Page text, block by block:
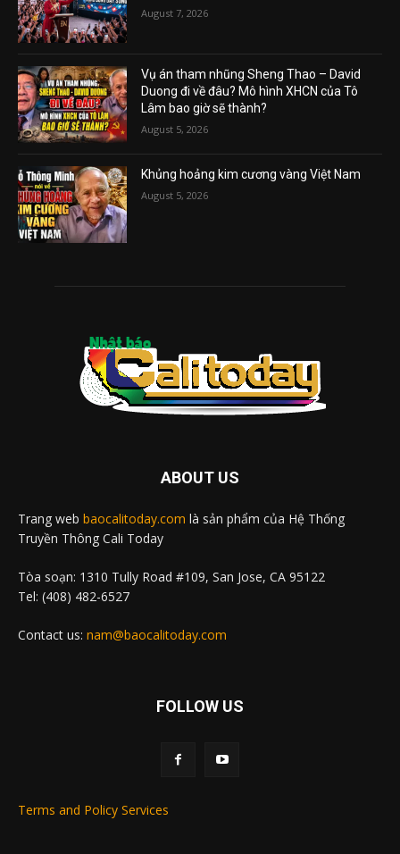
August 7, 2026
Vụ án tham nhũng Sheng Thao – David
Duong đi về đâu? Mô hình XHCN của Tô
Lâm bao giờ sẽ thành?
August 5, 2026
Khủng hoảng kim cương vàng Việt Nam
August 5, 2026
ABOUT US
Trang web baocalitoday.com là sản phẩm của Hệ Thống
Truyền Thông Cali Today
Tòa soạn: 1310 Tully Road #109, San Jose, CA 95122
Tel: (408) 482-6527
Contact us: nam@baocalitoday.com
FOLLOW US
Terms and Policy Services